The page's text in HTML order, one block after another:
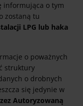
informująca o tym
zostaną tu
LPG lub haka
o poważnych
struktury
o drobnych
się jedynie w
Autoryzowaną